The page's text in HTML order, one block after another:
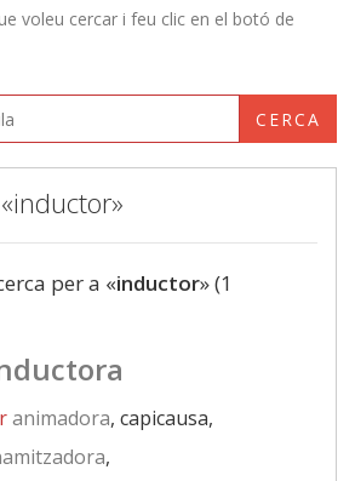
voleu cercar i feu clic en el botó de
CERCA
per a «inductor» (1
animadora, capicausa,
,